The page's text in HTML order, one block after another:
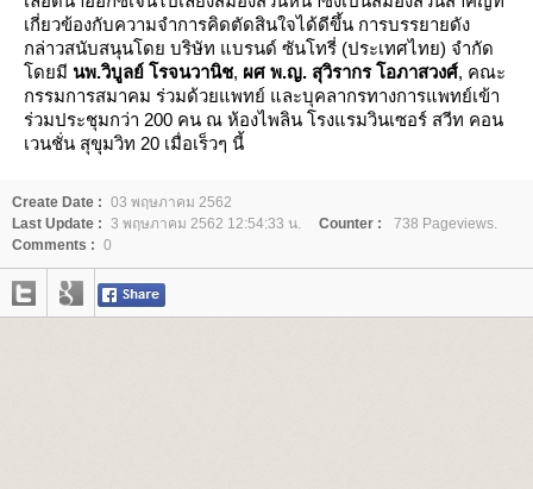
เกี่ยวข้องกับความจำการคิดตัดสินใจได้ดีขึ้น การบรรยายดัง
กล่าวสนับสนุนโดย บริษัท แบรนด์ ซันโทรี่ (ประเทศไทย) จำกัด
ดยมี นพ.วิบูลย์ โรจนวานิช, ผศ พ.ญ. สุวิรากร โอภาสวงศ์, คณะ
กรรมการสมาคม ร่วมด้วยแพทย์ และบุคลากรทางการแพทย์เข้า
ร่วมประชุมกว่า 200 คน ณ ห้องไพลิน โรงแรมวินเซอร์ สวีท คอน
เวนชั่น สุขุมวิท 20 เมื่อเร็วๆ นี้
Create Date : 03 พฤษภาคม 2562
Last Update : 3 พฤษภาคม 2562 12:54:33 น. Counter :
738 Pageviews.
Comments : 0